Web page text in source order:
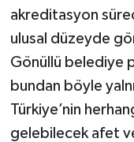
akreditasyon
ulusal düzeyde
Gönüllü belediye
bundan böyle
Türkiye’nin
gelebilecek afet